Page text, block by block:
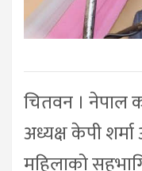
चितवन । नेपाल
अध्यक्ष केपी